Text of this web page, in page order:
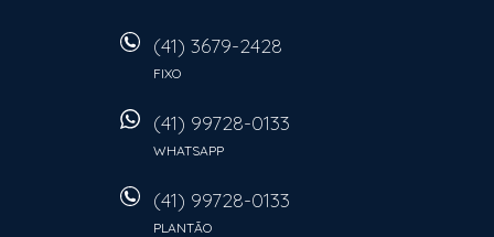
(41) 3679-2428
FIXO
(41) 99728-0133
WHATSAPP
(41) 99728-0133
PLANTÃO